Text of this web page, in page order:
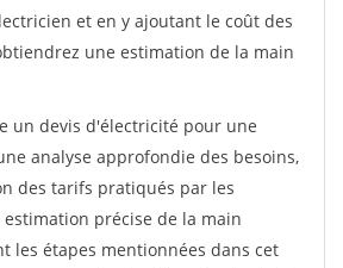
et en y ajoutant le coût des
une estimation de la main
un devis d'électricité pour une
analyse approfondie des besoins,
des tarifs pratiqués par les
précise de la main
les étapes mentionnées dans cet